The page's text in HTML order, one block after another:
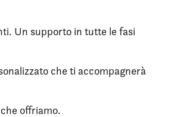
Un supporto in tutte le fasi
che ti accompagnerà
offriamo.